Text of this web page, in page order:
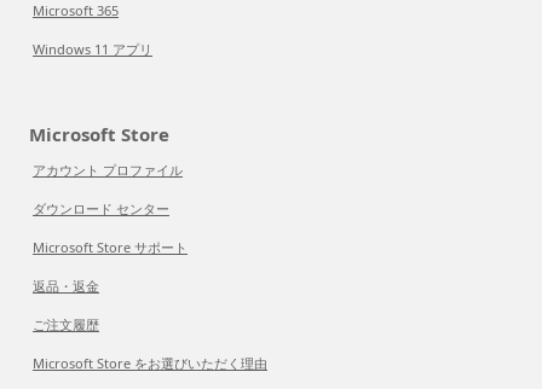
Microsoft 365
Windows 11 アプリ
Microsoft Store
アカウント プロファイル
ダウンロード センター
Microsoft Store サポート
返品・返金
ご注文履歴
Microsoft Store をお選びいただく理由